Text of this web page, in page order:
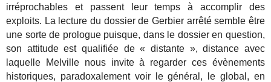
irréprochables et passent leur temps à accomplir des
exploits. La lecture du dossier de Gerbier arrêté semble être
une sorte de prologue puisque, dans le dossier en question,
son attitude est qualifiée de « distante », distance avec
laquelle Melville nous invite à regarder ces évènements
historiques, paradoxalement voir le général, le global, en